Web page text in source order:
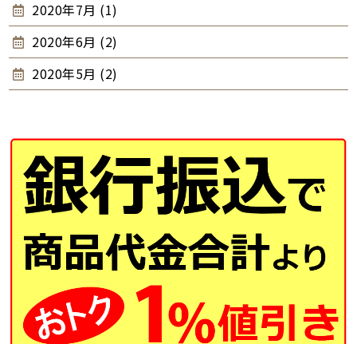
2020年7月 (1)
2020年6月 (2)
2020年5月 (2)